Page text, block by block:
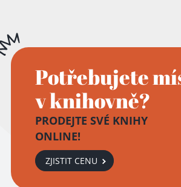
Potřebujete
v knihovně?
PRODEJTE SVÉ KNIHY
ONLINE!
ZJISTIT CENU